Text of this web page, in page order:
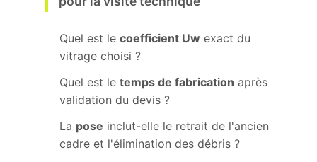
Quel est le coefficient Uw exact du
vitrage choisi ?
Quel est le temps de fabrication après
validation du devis ?
La pose inclut-elle le retrait de l'ancien
cadre et l'élimination des débris ?